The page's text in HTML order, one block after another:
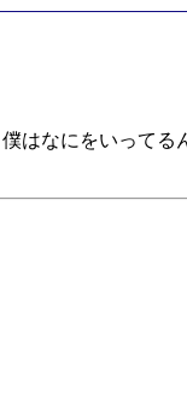
はなにをいってる